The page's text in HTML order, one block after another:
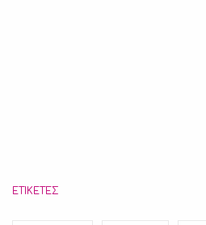
ΕΤΙΚΈΤΕΣ